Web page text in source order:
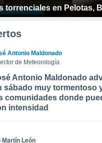
torrenciales en Pelotas,
Antonio Maldonado
de Meteorología
Antonio Maldonado
sábado muy tormentoso
comunidades donde
intensidad
Martín León